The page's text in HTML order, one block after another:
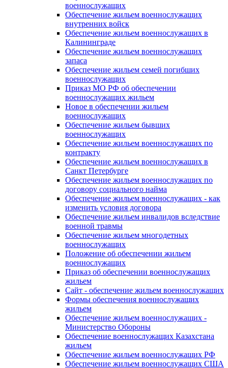
военнослужащих
Обеспечение жильем военнослужащих
внутренних войск
Обеспечение жильем военнослужащих в
Калининграде
Обеспечение жильем военнослужащих
запаса
Обеспечение жильем семей погибших
военнослужащих
Приказ МО РФ об обеспечении
военнослужащих жильем
Новое в обеспечении жильем
военнослужащих
Обеспечение жильем бывших
военнослужащих
Обеспечение жильем военнослужащих по
контракту
Обеспечение жильем военнослужащих в
Санкт Петербурге
Обеспечение жильем военнослужащих по
договору социального найма
Обеспечение жильем военнослужащих - как
изменить условия договора
Обеспечение жильем инвалидов вследствие
военной травмы
Обеспечение жильем многодетных
военнослужащих
Положение об обеспечении жильем
военнослужащих
Приказ об обеспечении военнослужащих
жильем
Сайт - обеспечение жильем военнослужащих
Формы обеспечения военнослужащих
жильем
Обеспечение жильем военнослужащих -
Министерство Обороны
Обеспечение военнослужащих Казахстана
жильем
Обеспечение жильем военнослужащих РФ
Обеспечение жильем военнослужащих США